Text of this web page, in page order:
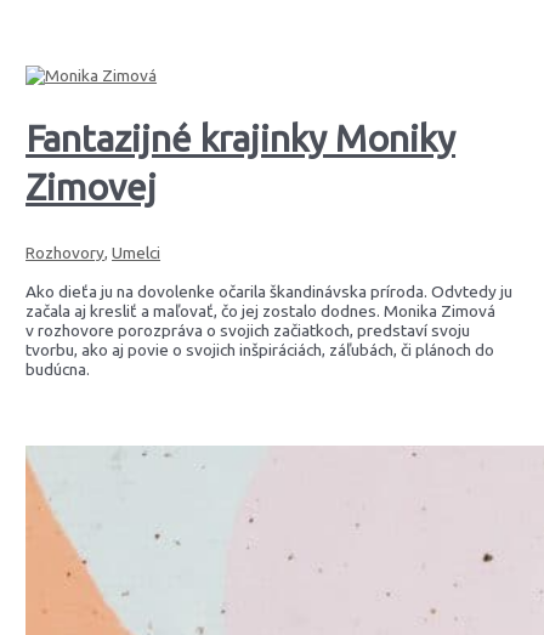
Fantazijné krajinky Moniky
Zimovej
Rozhovory,Umelci
Ako dieťa ju na dovolenke očarila škandinávska príroda. Odvtedy ju
začala aj kresliť a maľovať, čo jej zostalo dodnes. Monika Zimová
v rozhovore porozpráva o svojich začiatkoch, predstaví svoju
tvorbu, ako aj povie o svojich inšpiráciách, záľubách, či plánoch do
budúcna.